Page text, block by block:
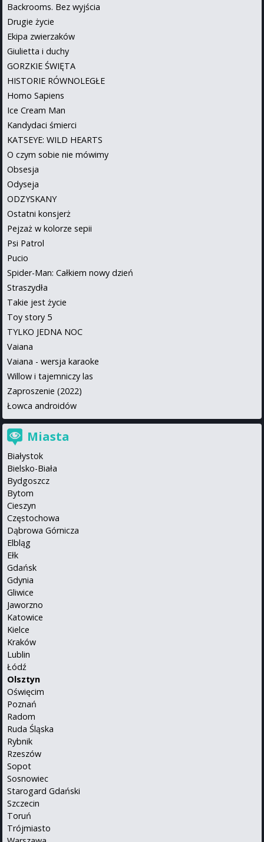
Backrooms. Bez wyjścia
Drugie życie
Ekipa zwierzaków
Giulietta i duchy
GORZKIE ŚWIĘTA
HISTORIE RÓWNOLEGŁE
Homo Sapiens
Ice Cream Man
Kandydaci śmierci
KATSEYE: WILD HEARTS
O czym sobie nie mówimy
Obsesja
Odyseja
ODZYSKANY
Ostatni konsjerż
Pejzaż w kolorze sepii
Psi Patrol
Pucio
Spider-Man: Całkiem nowy dzień
Straszydła
Takie jest życie
Toy story 5
TYLKO JEDNA NOC
Vaiana
Vaiana - wersja karaoke
Willow i tajemniczy las
Zaproszenie (2022)
Łowca androidów
Miasta
Białystok
Bielsko-Biała
Bydgoszcz
Bytom
Cieszyn
Częstochowa
Dąbrowa Górnicza
Elbląg
Ełk
Gdańsk
Gdynia
Gliwice
Jaworzno
Katowice
Kielce
Kraków
Lublin
Łódź
Olsztyn
Oświęcim
Poznań
Radom
Ruda Śląska
Rybnik
Rzeszów
Sopot
Sosnowiec
Starogard Gdański
Szczecin
Toruń
Trójmiasto